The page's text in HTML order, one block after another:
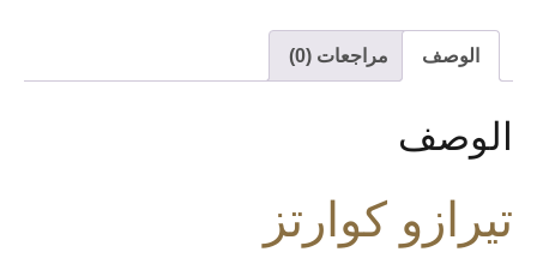
الوصف مراجعات (0)
الوصف
تيرازو كوارتز